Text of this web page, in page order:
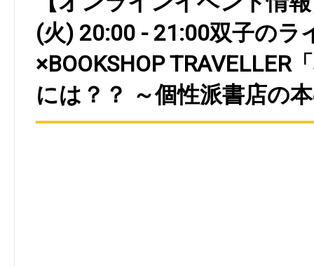
(火) 20:00 - 21:00双子のラ
×BOOKSHOP TRAVELLER
には？？ ～個性派書店の